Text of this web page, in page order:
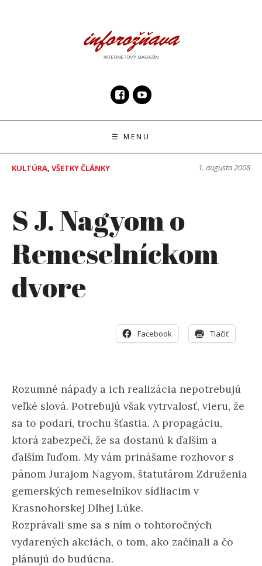
☰ MENU
KULTÚRA, VŠETKY ČLÁNKY 1. augusta 2008
S J. Nagyom o
Remeselníckom
dvore
Facebook Tlačiť
Rozumné nápady a ich realizácia nepotrebujú
veľké slová. Potrebujú však vytrvalosť, vieru, že
sa to podarí, trochu šťastia. A propagáciu,
ktorá zabezpečí, že sa dostanú k ďalším a
ďalším ľuďom. My vám prinášame rozhovor s
pánom Jurajom Nagyom, štatutárom Združenia
gemerských remeselníkov sídliacim v
Krasnohorskej Dlhej Lúke.
Rozprávali sme sa s ním o tohtoročných
vydarených akciách, o tom, ako začínali a čo
plánujú do budúcna.